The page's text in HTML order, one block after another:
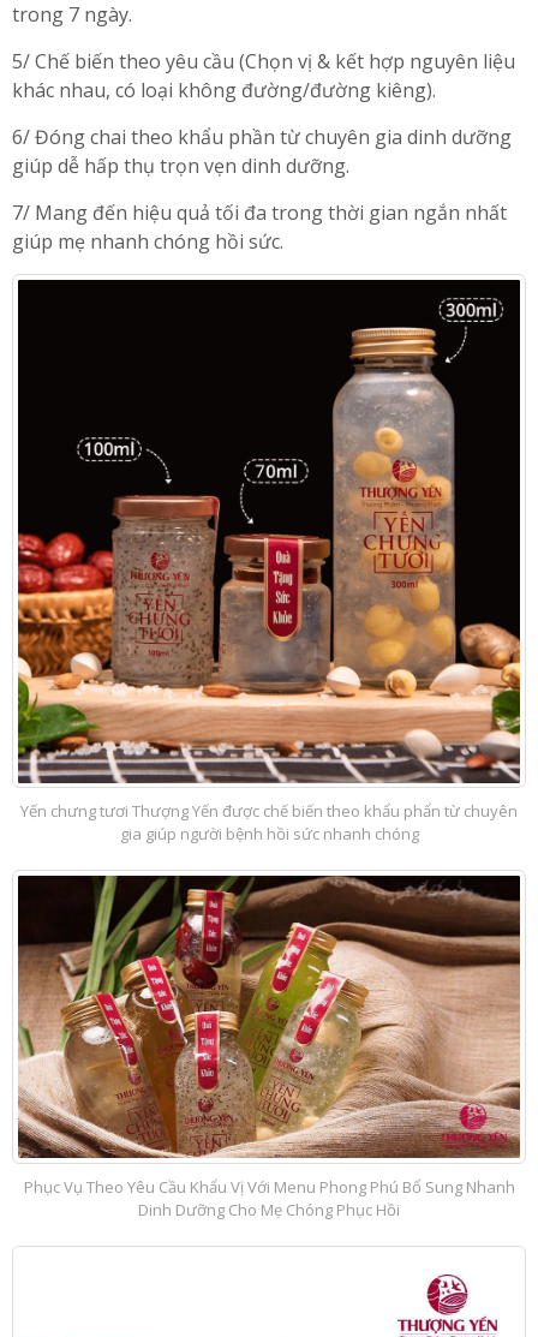
trong 7 ngày.
5/ Chế biến theo yêu cầu (Chọn vị & kết hợp nguyên liệu
khác nhau, có loại không đường/đường kiêng).
6/ Đóng chai theo khẩu phần từ chuyên gia dinh dưỡng
giúp dễ hấp thụ trọn vẹn dinh dưỡng.
7/ Mang đến hiệu quả tối đa trong thời gian ngắn nhất
giúp mẹ nhanh chóng hồi sức.
Yến chưng tươi Thượng Yến được chế biến theo khẩu phẩn từ chuyên
gia giúp người bệnh hồi sức nhanh chóng
Phục Vụ Theo Yêu Cầu Khẩu Vị Với Menu Phong Phú Bổ Sung Nhanh
Dinh Dưỡng Cho Mẹ Chóng Phục Hồi